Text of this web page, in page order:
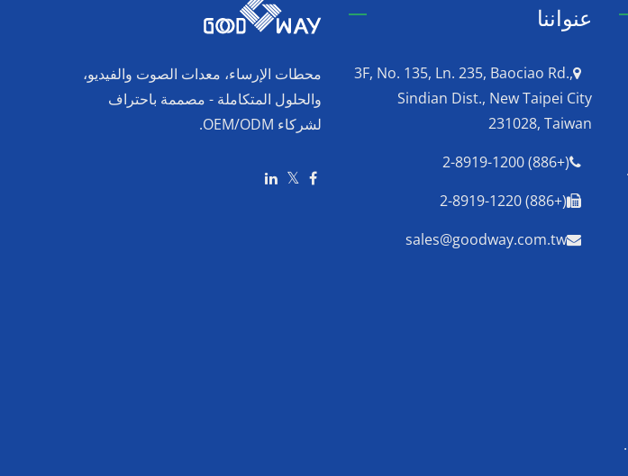
محطات الإرساء، معدات الصوت والفيديو،
والحلول المتكاملة - مصممة باحتراف
لشركاء OEM/ODM.
عنواننا
3F, No. 135, Ln. 235, Baociao Rd.,
Sindian Dist., New Taipei City
231028, Taiwan
(+886) 2-8919-1200
(+886) 2-8919-1220
sales@goodway.com.tw